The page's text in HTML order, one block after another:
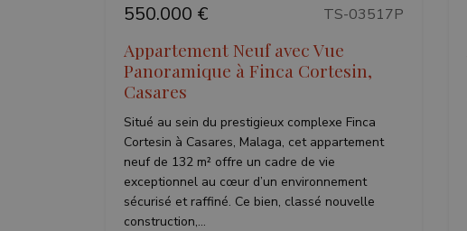
550.000 € TS-03517P
Appartement Neuf avec Vue
Panoramique à Finca Cortesin,
Casares
Situé au sein du prestigieux complexe Finca
Cortesin à Casares, Malaga, cet appartement
neuf de 132 m² offre un cadre de vie
exceptionnel au cœur d’un environnement
sécurisé et raffiné. Ce bien, classé nouvelle
construction,...